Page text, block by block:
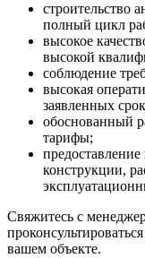
строительство
полный цикл
высокое
высокой
соблюдение
высокая
заявленных
обоснованный
тарифы;
конструкции,
Свяжитесь с
вашем объекте.